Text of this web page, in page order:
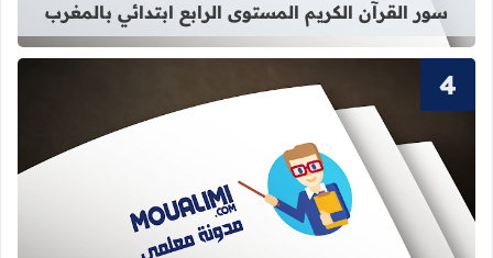
سور القرآن الكريم المستوى الرابع ابتدائي بالمغرب
قراءة المزيد عن سور القرآن الكريم